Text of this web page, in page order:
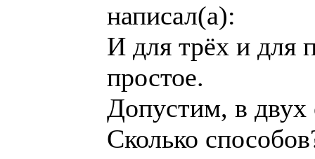
написал(а):
И для трёх и для
простое.
Допустим, в двух
Сколько